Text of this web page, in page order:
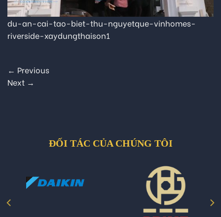
du-an-cai-tao-biet-thu-nguyetque-vinhomes-
riverside-xaydungthaison1
← Previous
Next →
ĐỐI TÁC CỦA CHÚNG TÔI